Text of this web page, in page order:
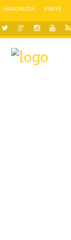
HAKKIMIZDA KÜNYE